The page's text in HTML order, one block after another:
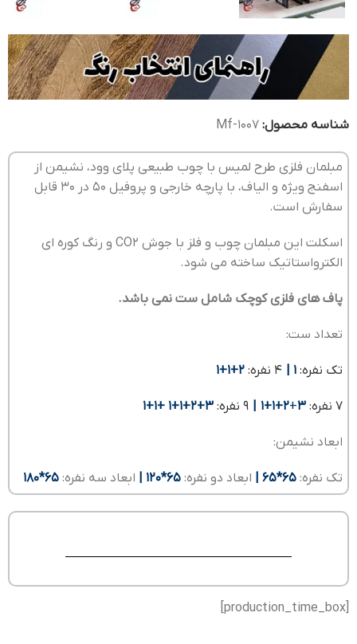
شناسه محصول: Mf-1007
مبلمان فلزی طرح لمیس با چوب طبیعی پلای وود، نشیمن از
اسفنج ویژه و الیاف، با پارچه خارجی و پروفیل 50 در 30 قابل
سفارش است.
اسکلت این مبلمان چوب و فلز با جوش CO2 و رنگ کوره ای
الکترواستاتیک ساخته می شود.
پاف های فلزی کوچک شامل ست نمی باشد.
تعداد ست:
تک نفره: 1 4 نفره: 2+1+1
7 نفره: 3
+
2+1+1 | 9 نفره: 3+2+1+1 +1+1
ابعاد نشیمن:
تک نفره: 65*65 | ابعاد دو نفره: 65*120 | ابعاد سه نفره: 65*180